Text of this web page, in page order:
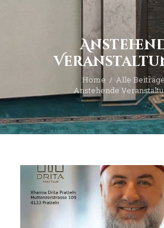
Home
Alle Beiträge
Anstehende